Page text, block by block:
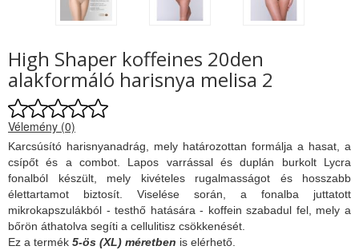
High Shaper koffeines 20den
alakformáló harisnya melisa 2
Vélemény (0)
Karcsúsító harisnyanadrág, mely határozottan formálja a hasat, a
csípőt és a combot. Lapos varrással és duplán burkolt Lycra
fonalból készült, mely kivételes rugalmasságot és hosszabb
élettartamot biztosít. Viselése során, a fonalba juttatott
mikrokapszulákból - testhő hatására - koffein szabadul fel, mely a
bőrön áthatolva segíti a cellulitisz csökkenését.
Ez a termék 5-ös (XL) méretben is elérhető.